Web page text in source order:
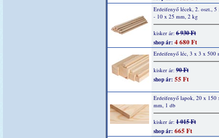
Erdeifenyő lécek, 2. oszt.,
- 10 x 25 mm, 2 kg
kisker ár: 6 930 Ft
shop ár: 4 680 Ft
Erdeifenyő léc, 3 x 3 x 500
kisker ár: 90 Ft
shop ár: 55 Ft
Erdeifenyő lapok, 20 x 150
mm, 1 db
kisker ár: 1 015 Ft
shop ár: 665 Ft